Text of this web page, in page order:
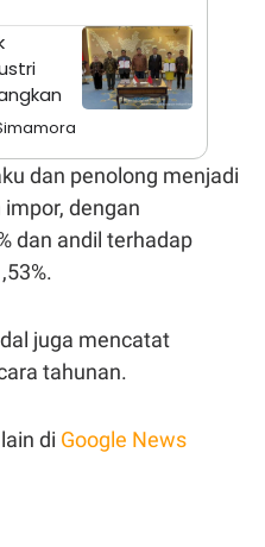
dan penolong menjadi
dengan
dan andil terhadap
juga mencatat
tahunan.
di Google News